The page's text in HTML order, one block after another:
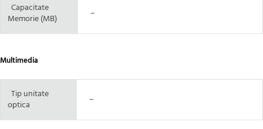
Capacitate
Memorie (MB)
–
Multimedia
Tip unitate
optica
–